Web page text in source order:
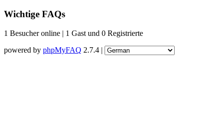
Wichtige FAQs
1 Besucher online | 1 Gast und 0 Registrierte
powered by phpMyFAQ 2.7.4 |